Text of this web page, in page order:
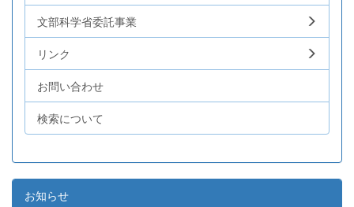
文部科学省委託事業
リンク
お問い合わせ
検索について
お知らせ